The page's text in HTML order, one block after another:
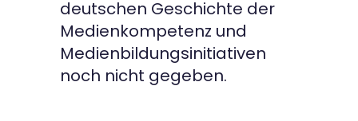
deutschen Geschichte der
Medienkompetenz und
Medienbildungsinitiativen
noch nicht gegeben.